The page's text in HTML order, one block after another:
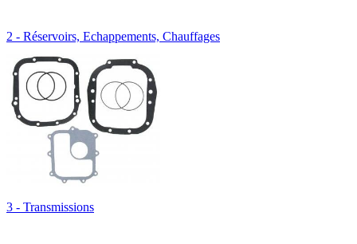
2 - Réservoirs, Echappements, Chauffages
3 - Transmissions